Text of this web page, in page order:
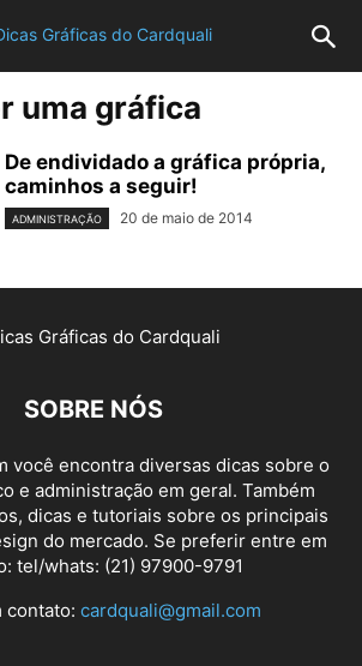
uma gráfica
De endividado a gráfica própria,
caminhos a seguir!
ADMINISTRAÇÃO 20 de maio de 2014
SOBRE NÓS
você encontra diversas dicas sobre o
e administração em geral. Também
dicas e tutoriais sobre os principais
do mercado. Se preferir entre em
tel/whats: (21) 97900-9791
contato: cardquali@gmail.com